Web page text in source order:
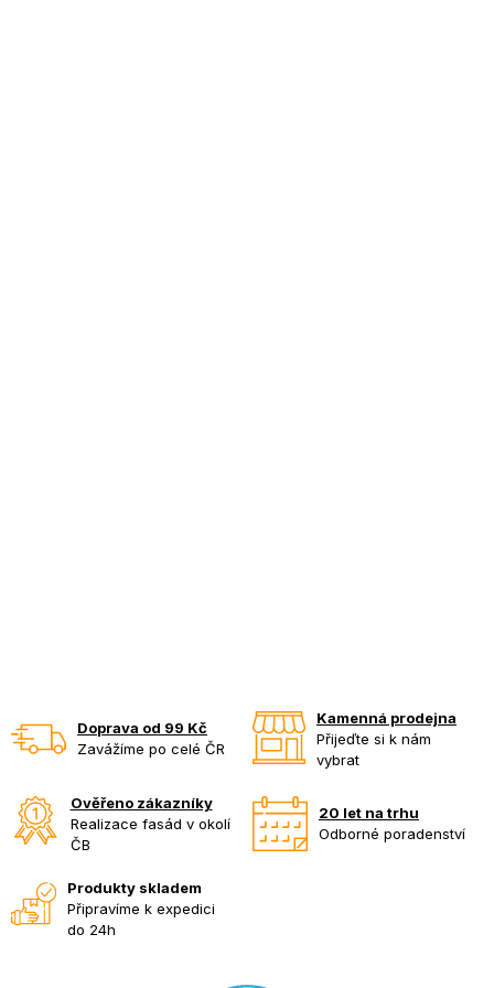
Doprava od 99 Kč
Zavážíme po celé ČR
Kamenná prodejna
Přijeďte si k nám
vybrat
Ověřeno zákazníky
Realizace fasád v okolí
ČB
20 let na trhu
Odborné poradenství
Produkty skladem
Připravíme k expedici
do 24h